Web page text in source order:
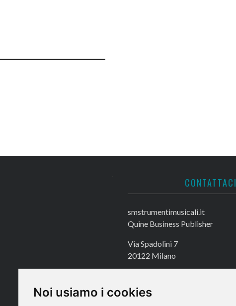
Noi usiamo i cookies
CONTATTACI
smstrumentimusicali.it
Quine Business Publisher
Via Spadolini 7
20122 Milano
Fax +39 02 72016740